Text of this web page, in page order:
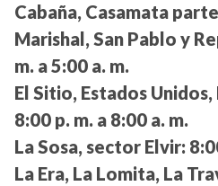
Cabaña, Casamata
Marishal, San Pablo y
m. a 5:00 a. m.
El Sitio, Estados
8:00 p. m. a 8:00 a. m.
La Sosa, sector Elvir:
La Era, La Lomita, La